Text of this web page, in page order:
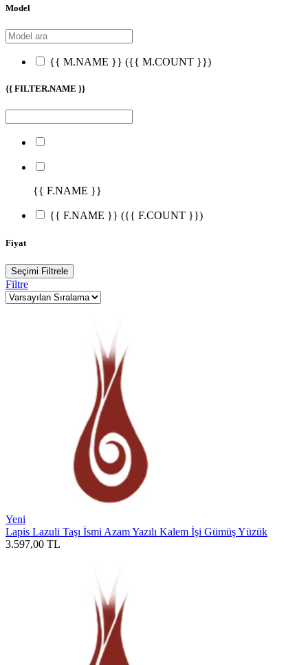
Model
{{ M.NAME }} ({{ M.COUNT }})
{{ FILTER.NAME }}
{{ F.NAME }}
{{ F.NAME }} ({{ F.COUNT }})
Fiyat
Seçimi Filtrele
Filtre
Yeni
Lapis Lazuli Taşı İsmi Azam Yazılı Kalem İşi Gümüş Yüzük
3.597,00 TL